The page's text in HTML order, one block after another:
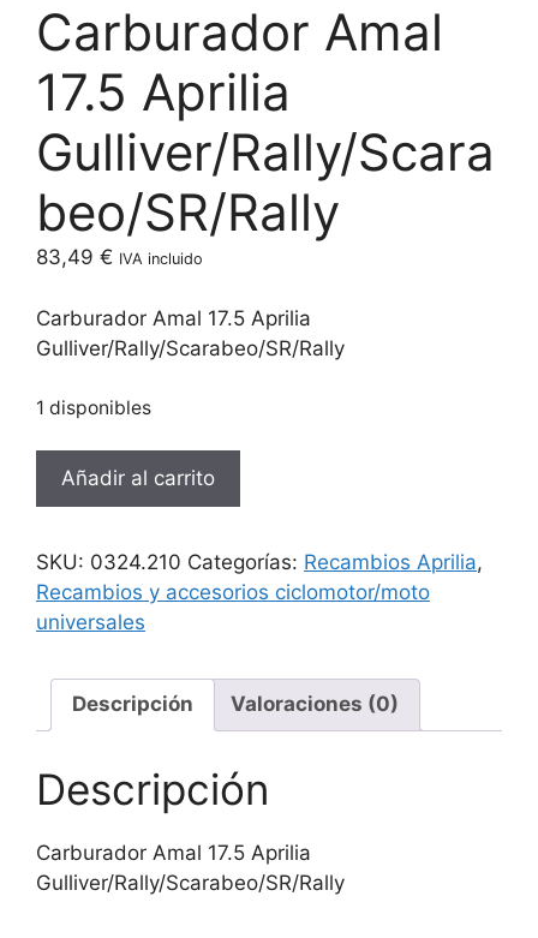
Carburador Amal
17.5 Aprilia
Gulliver/Rally/Scara
beo/SR/Rally
83,49 € IVA incluido
Carburador Amal 17.5 Aprilia
Gulliver/Rally/Scarabeo/SR/Rally
1 disponibles
Amal
Aprilia
Gulliver/Rally/Scarabeo/SR/Rally
cantidad
Añadir al carrito
SKU: 0324.210 Categorías: Recambios Aprilia,
Recambios y accesorios ciclomotor/moto
universales
Descripción Valoraciones (0)
Descripción
Carburador Amal 17.5 Aprilia
Gulliver/Rally/Scarabeo/SR/Rally